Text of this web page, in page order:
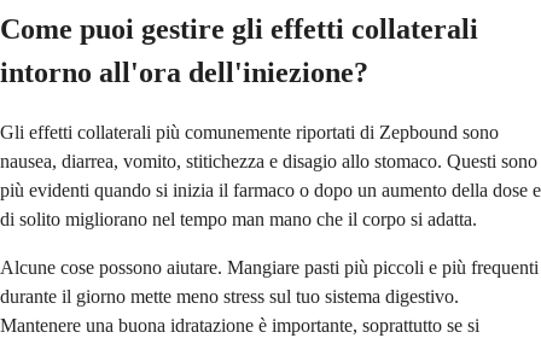
Come puoi gestire gli effetti collaterali
intorno all'ora dell'iniezione?
Gli effetti collaterali più comunemente riportati di Zepbound sono
nausea, diarrea, vomito, stitichezza e disagio allo stomaco. Questi sono
più evidenti quando si inizia il farmaco o dopo un aumento della dose e
di solito migliorano nel tempo man mano che il corpo si adatta.
Alcune cose possono aiutare. Mangiare pasti più piccoli e più frequenti
durante il giorno mette meno stress sul tuo sistema digestivo.
Mantenere una buona idratazione è importante, soprattutto se si